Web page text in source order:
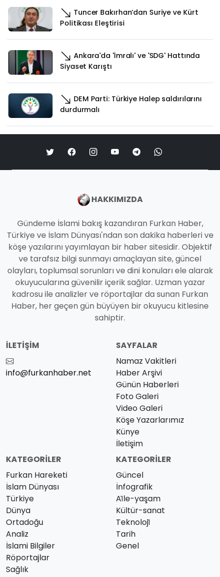
Tuncer Bakırhan’dan Suriye ve Kürt
Politikası Eleştirisi
Ankara'da 'İmralı' ve 'SDG' Hattında
Siyaset Karıştı
DEM Parti: Türkiye Halep saldırılarını
durdurmalı
HAKKIMIZDA
Gündeme İslami bakış kazandıran Furkan Haber,
Türkiye ve İslam Dünyası'ndan son dakika haberleri ve
köşe yazılarını yayımlayan bir haber sitesidir. Objektif
ve tarafsız bilgi sunmayı amaçlayan site, güncel
olayları, toplumsal sorunları ve dini konuları ele alarak
okuyucularına güvenilir içerik sağlar. Uzman yazar
kadrosu ile analizler ve röportajlar da sunan Furkan
Haber, her geçen gün büyüyen bir okuyucu kitlesine
sahiptir.
İLETIŞIM
info@furkanhaber.net
SAYFALAR
Namaz Vakitleri
Haber Arşivi
Günün Haberleri
Foto Galeri
Video Galeri
Köşe Yazarlarımız
Künye
İletişim
KATEGORILER
Furkan Hareketi
İslam Dünyası
Türkiye
Dünya
Ortadoğu
Analiz
İslami Bilgiler
Röportajlar
Sağlık
KATEGORILER
Güncel
İnfografik
Ai̇le-yaşam
Kültür-sanat
Teknoloji̇
Tarih
Genel